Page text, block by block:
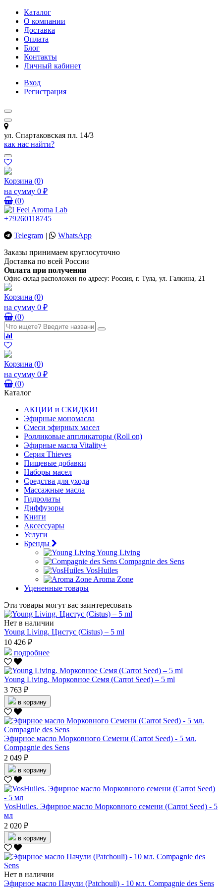
Каталог
О компании
Доставка
Оплата
Блог
Контакты
Личный кабинет
Вход
Регистрация
ул. Спартаковская пл. 14/3
как нас найти?
Корзина (0)
на сумму 0 ₽
(0)
+79260118745
Telegram |
WhatsApp
Заказы принимаем круглосуточно
Доставка по всей России
Оплата при получении
Офис-склад расположен по адресу: Россия, г. Тула, ул. Галкина, 21
Корзина (0)
на сумму 0 ₽
(0)
Корзина (0)
на сумму 0 ₽
(0)
Каталог
АКЦИИ и СКИДКИ!
Эфирные мономасла
Смеси эфирных масел
Ролликовые аппликаторы (Roll on)
Эфирные масла Vitality+
Серия Thieves
Пищевые добавки
Наборы масел
Средства для ухода
Массажные масла
Гидролаты
Диффузоры
Книги
Аксессуары
Услуги
Бренды
Young Living
Compagnie des Sens
VosHuiles
Aroma Zone
Уцененные товары
Эти товары могут вас заинтересовать
Нет в наличии
Young Living. Цистус (Cistus) – 5 ml
10 426 ₽
подробнее
Young Living. Морковное Семя (Carrot Seed) – 5 ml
3 763 ₽
в корзину
Эфирное масло Морковного Семени (Carrot Seed) - 5 мл.
Compagnie des Sens
2 049 ₽
в корзину
VosHuiles. Эфирное масло Морковного семени (Carrot Seed) - 5
мл
2 020 ₽
в корзину
Нет в наличии
Эфирное масло Пачули (Patchouli) - 10 мл. Compagnie des Sens